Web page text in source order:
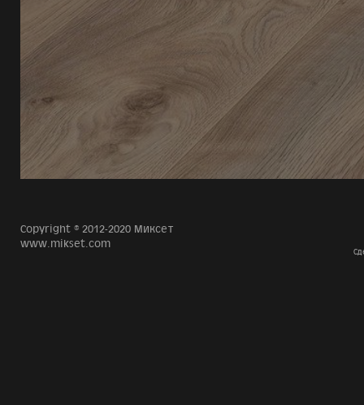
Copyright © 2012-2020 Миксет
www.mikset.com